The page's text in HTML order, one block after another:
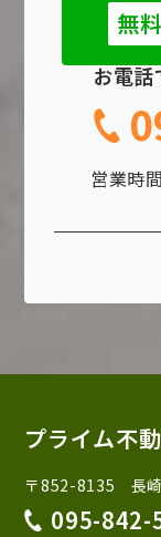
無料
お電話
営業時
プライム不
〒852-8135 長崎
095-842-